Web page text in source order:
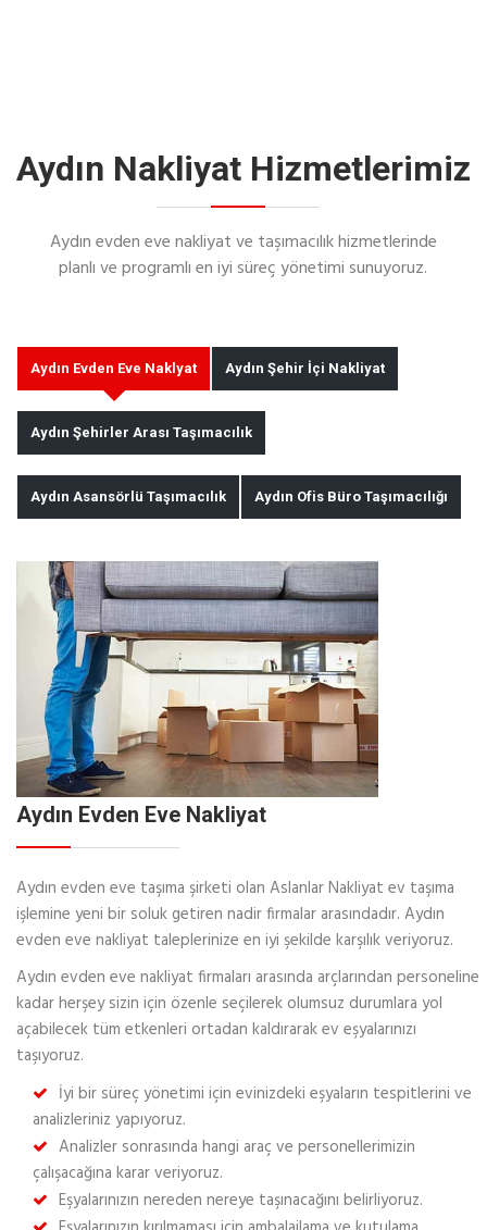
Aydın Nakliyat Hizmetlerimiz
Aydın evden eve nakliyat ve taşımacılık hizmetlerinde
planlı ve programlı en iyi süreç yönetimi sunuyoruz.
Aydın Evden Eve Naklyat Aydın Şehir İçi Nakliyat
Aydın Şehirler Arası Taşımacılık
Aydın Asansörlü Taşımacılık Aydın Ofis Büro Taşımacılığı
Aydın Evden Eve Nakliyat
Aydın evden eve taşıma şirketi olan Aslanlar Nakliyat ev taşıma
işlemine yeni bir soluk getiren nadir firmalar arasındadır. Aydın
evden eve nakliyat taleplerinize en iyi şekilde karşılık veriyoruz.
Aydın evden eve nakliyat firmaları arasında arçlarından personeline
kadar herşey sizin için özenle seçilerek olumsuz durumlara yol
açabilecek tüm etkenleri ortadan kaldırarak ev eşyalarınızı
taşıyoruz.
İyi bir süreç yönetimi için evinizdeki eşyaların tespitlerini ve
analizleriniz yapıyoruz.
Analizler sonrasında hangi araç ve personellerimizin
çalışacağına karar veriyoruz.
Eşyalarınızın nereden nereye taşınacağını belirliyoruz.